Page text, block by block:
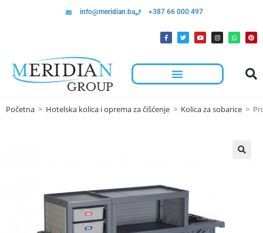
info@meridian.ba +387 66 000 497
Početna > Hotelska kolica i oprema za čišćenje > Kolica za sobarice >